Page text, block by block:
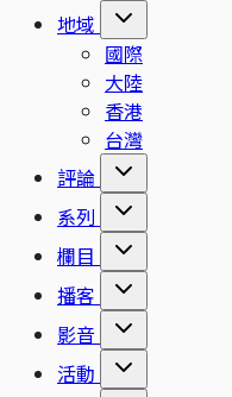
地域
國際
大陸
香港
台灣
評論
系列
欄目
播客
影音
活動